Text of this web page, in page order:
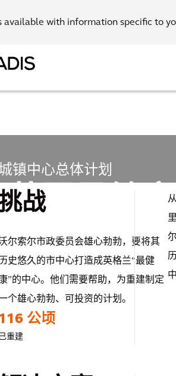
available with information specific to
镇中心总体计划
英国最健
心的总体
战
尔索尔市政委员会雄心勃勃，要将其
史悠久的市中心打造成英格兰“最健
”的中心。他们需要帮助，为重建制定
个雄心勃勃、可投资的计划。
公顷
已重建